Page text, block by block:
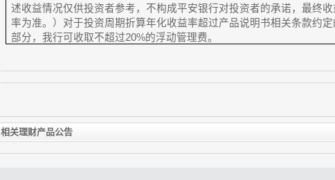
述收益情况仅供投资者参考，不构成平安银行对投资者的承诺，最终
率为准。）对于投资周期折算年化收益率超过产品说明书相关条款约
部分，我行可收取不超过20%的浮动管理费。
相关理财产品公告